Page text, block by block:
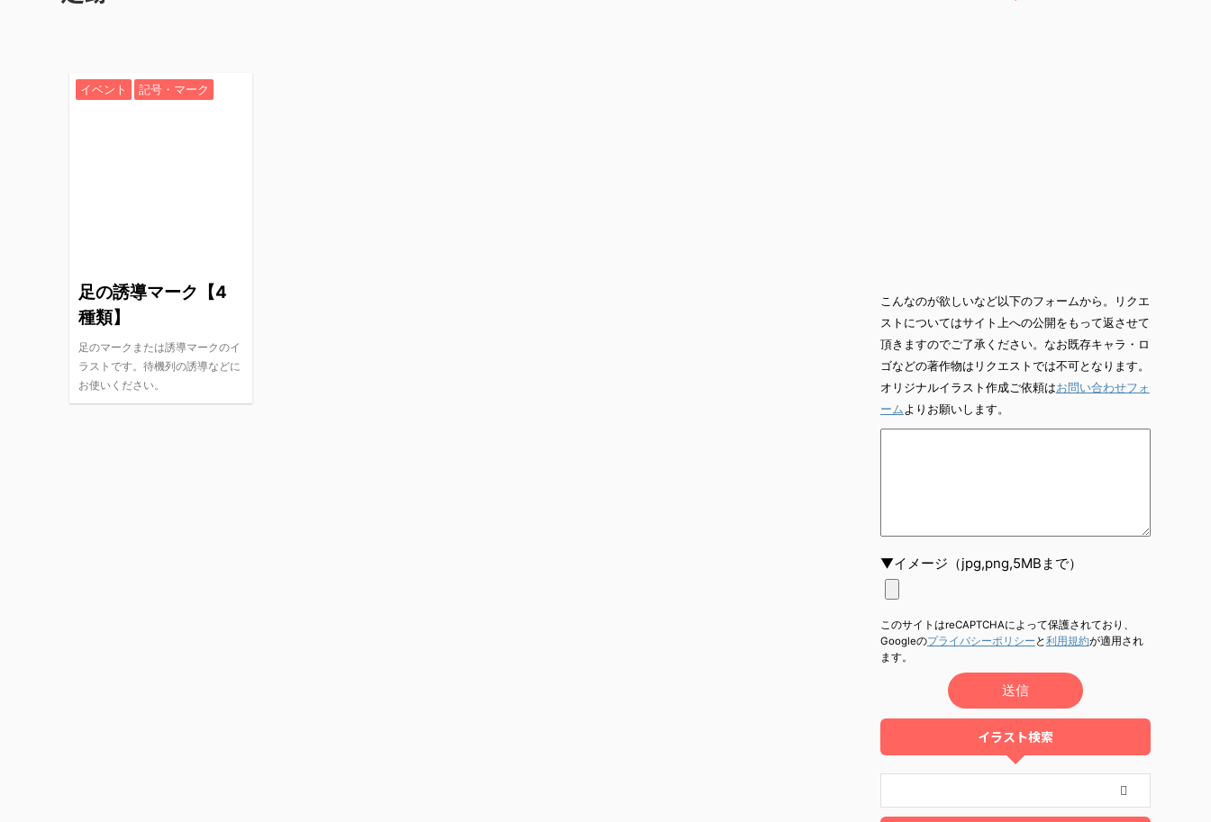
イベント 記号・マーク
足の誘導マーク【4
種類】
足のマークまたは誘導マークのイ
ラストです。待機列の誘導などに
お使いください。
こんなのが欲しいなど以下のフォームから。リクエ
ストについてはサイト上への公開をもって返させて
頂きますのでご了承ください。なお既存キャラ・ロ
ゴなどの著作物はリクエストでは不可となります。
オリジナルイラスト作成ご依頼はお問い合わせフォ
ーム よりお願いします。
▼イメージ（jpg,png,5MBまで）
このサイトはreCAPTCHAによって保護されており、
Googleのプライバシーポリシー と利用規約が適用され
ます。
イラスト検索